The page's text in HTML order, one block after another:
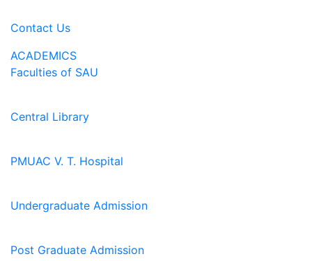
Contact Us
ACADEMICS
Faculties of SAU
Central Library
PMUAC V. T. Hospital
Undergraduate Admission
Post Graduate Admission